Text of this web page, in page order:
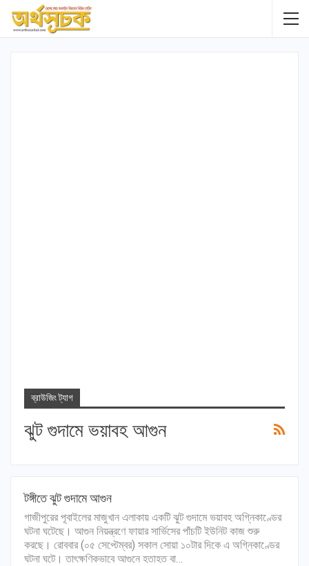
ব্রাউজিং ট্যাগ
ঝুট গুদামে ভয়াবহ আগুন
টঙ্গীতে ঝুট গুদামে আগুন
গাজীপুরের পূবাইলের মাজুখান এলাকায় একটি ঝুট গুদামে ভয়াবহ অগ্নিকাণ্ডের
ঘটনা ঘটেছে। আগুন নিয়ন্ত্রণে ফায়ার সার্ভিসের পাঁচটি ইউনিট কাজ শুরু
করছে। রোববার (০৫ সেপ্টেম্বর) সকাল সোয়া ১০টার দিকে এ অগ্নিকাণ্ডের
ঘটনা ঘটে। তাৎক্ষণিকভাবে আগুনে হতাহত বা…